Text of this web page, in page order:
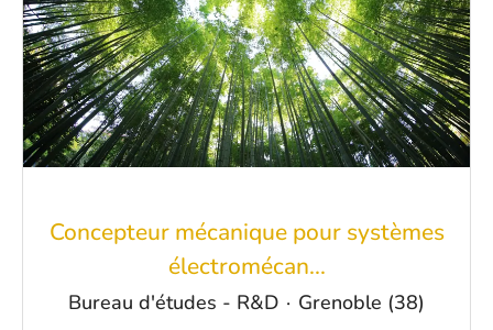
Concepteur mécanique pour systèmes
électromécan...
Bureau d'études - R&D · Grenoble (38)